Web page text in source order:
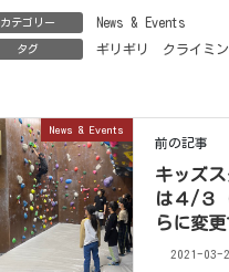
カテゴリー News & Events
タグ ギリギリ クライミ
News & Events
前の記事
キッズ
は４/３
らに変更
2021-03-